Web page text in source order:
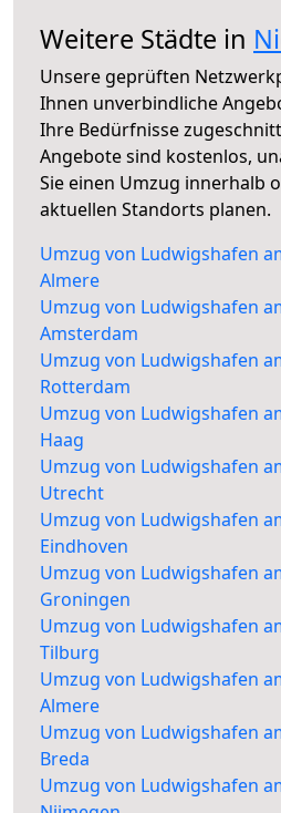
Weitere Städte in
Unsere geprüften
Ihnen unverbindliche
Ihre Bedürfnisse
Angebote sind kostenlos,
Sie einen Umzug innerhalb
aktuellen Standorts planen.
Umzug von Ludwigshafen
Almere
Umzug von Ludwigshafen
Amsterdam
Umzug von Ludwigshafen
Rotterdam
Umzug von Ludwigshafen
Haag
Umzug von Ludwigshafen
Utrecht
Umzug von Ludwigshafen
Eindhoven
Umzug von Ludwigshafen
Groningen
Umzug von Ludwigshafen
Tilburg
Umzug von Ludwigshafen
Almere
Umzug von Ludwigshafen
Breda
Umzug von Ludwigshafen